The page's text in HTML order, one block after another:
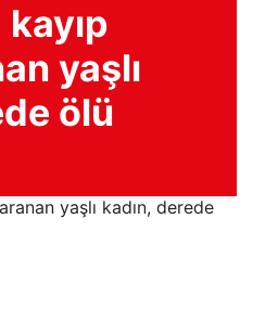
kayıp
yaşlı
ölü